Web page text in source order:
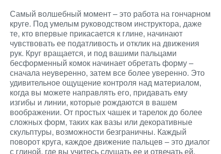
Самый волшебный момент – это работа на гончарном
круге. Под умелым руководством инструктора, даже
те, кто впервые прикасается к глине, начинают
чувствовать ее податливость и отклик на движения
рук. Круг вращается, и под вашими пальцами
бесформенный комок начинает обретать форму –
сначала неуверенно, затем все более уверенно. Это
удивительное ощущение контроля над материалом,
когда вы можете направлять его, придавать ему
изгибы и линии, которые рождаются в вашем
воображении. От простых чашек и тарелок до более
сложных форм, таких как вазы или декоративные
скульптуры, возможности безграничны. Каждый
поворот круга, каждое движение пальцев – это диалог
с глиной, где вы учитесь слушать ее и отвечать ей.